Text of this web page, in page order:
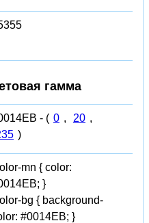
гамма
- ( 0 , 20 ,
)
mn { color:
}
bg { background-
#0014EB; }